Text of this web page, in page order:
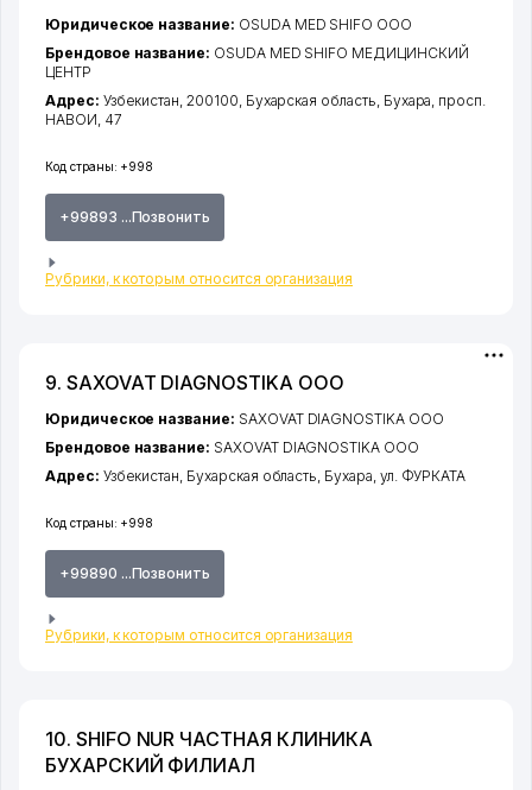
Код страны: +998
+99893 ...Позвонить
Рубрики, к которым относится организация
Юридическое название: OSUDA MED SHIFO ООО
Брендовое название: OSUDA MED SHIFO МЕДИЦИНСКИЙ
ЦЕНТР
Адрес: Узбекистан, 200100, Бухарская область Бухара просп.
НАВОИ , 47
9. SAXOVAT DIAGNOSTIKA ООО
Код страны: +998
+99890 ...Позвонить
Рубрики, к которым относится организация
Юридическое название: SAXOVAT DIAGNOSTIKA ООО
Брендовое название: SAXOVAT DIAGNOSTIKA ООО
Адрес: Узбекистан, Бухарская область Бухара ул. ФУРКАТА
10. SHIFO NUR ЧАСТНАЯ КЛИНИКА
БУХАРСКИЙ ФИЛИАЛ